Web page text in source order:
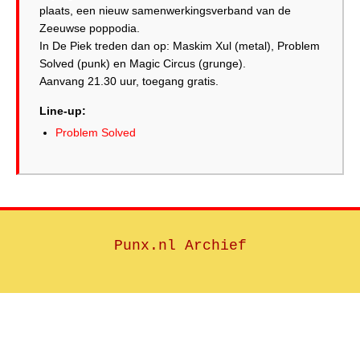
plaats, een nieuw samenwerkingsverband van de
Zeeuwse poppodia.
In De Piek treden dan op: Maskim Xul (metal), Problem
Solved (punk) en Magic Circus (grunge).
Aanvang 21.30 uur, toegang gratis.
Line-up:
Problem Solved
Punx.nl Archief